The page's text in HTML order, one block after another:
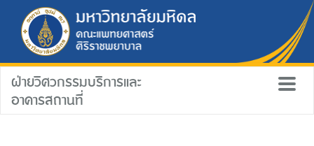
ฝ่ายวิศวกรรมบริการและ
อาคารสถานที่